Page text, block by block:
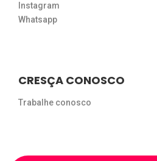
Instagram
Whatsapp
CRESÇA CONOSCO
Trabalhe conosco